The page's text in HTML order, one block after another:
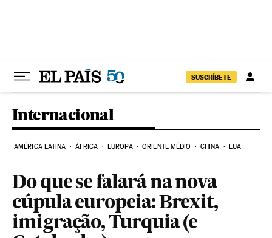
SUSCRÍBETE
Internacional
AMÉRICA LATINA ÁFRICA EUROPA ORIENTE MÉDIO CHINA EUA
Do que se falará na nova
cúpula europeia: Brexit,
imigração, Turquia (e